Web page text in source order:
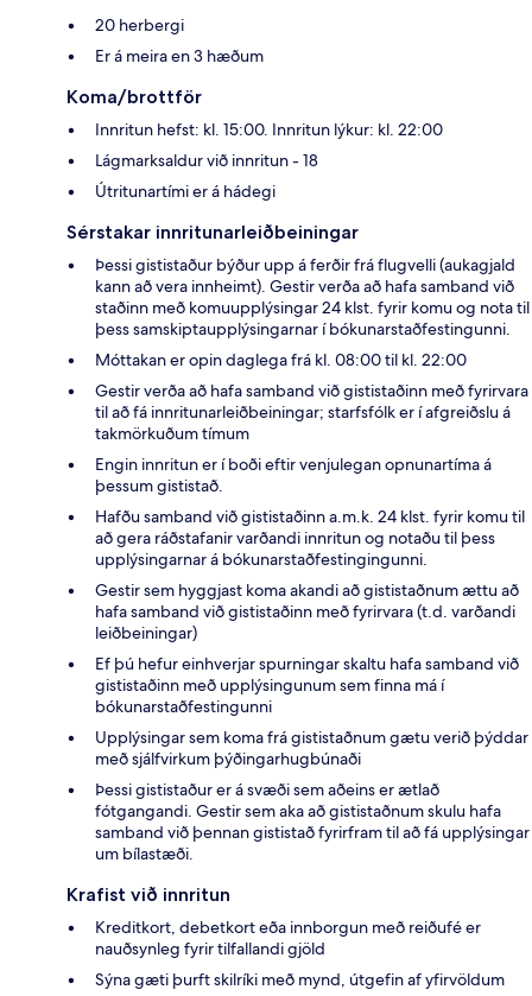
20 herbergi
Er á meira en 3 hæðum
Koma/brottför
Innritun hefst: kl. 15:00. Innritun lýkur: kl. 22:00
Lágmarksaldur við innritun - 18
Útritunartími er á hádegi
Sérstakar innritunarleiðbeiningar
Þessi gististaður býður upp á ferðir frá flugvelli (aukagjald
kann að vera innheimt). Gestir verða að hafa samband við
staðinn með komuupplýsingar 24 klst. fyrir komu og nota til
þess samskiptaupplýsingarnar í bókunarstaðfestingunni.
Móttakan er opin daglega frá kl. 08:00 til kl. 22:00
Gestir verða að hafa samband við gististaðinn með fyrirvara
til að fá innritunarleiðbeiningar; starfsfólk er í afgreiðslu á
takmörkuðum tímum
Engin innritun er í boði eftir venjulegan opnunartíma á
þessum gististað.
Hafðu samband við gististaðinn a.m.k. 24 klst. fyrir komu til
að gera ráðstafanir varðandi innritun og notaðu til þess
upplýsingarnar á bókunarstaðfestingingunni.
Gestir sem hyggjast koma akandi að gististaðnum ættu að
hafa samband við gististaðinn með fyrirvara (t.d. varðandi
leiðbeiningar)
Ef þú hefur einhverjar spurningar skaltu hafa samband við
gististaðinn með upplýsingunum sem finna má í
bókunarstaðfestingunni
Upplýsingar sem koma frá gististaðnum gætu verið þýddar
með sjálfvirkum þýðingarhugbúnaði
Þessi gististaður er á svæði sem aðeins er ætlað
fótgangandi. Gestir sem aka að gististaðnum skulu hafa
samband við þennan gististað fyrirfram til að fá upplýsingar
um bílastæði.
Krafist við innritun
Kreditkort, debetkort eða innborgun með reiðufé er
nauðsynleg fyrir tilfallandi gjöld
Sýna gæti þurft skilríki með mynd, útgefin af yfirvöldum